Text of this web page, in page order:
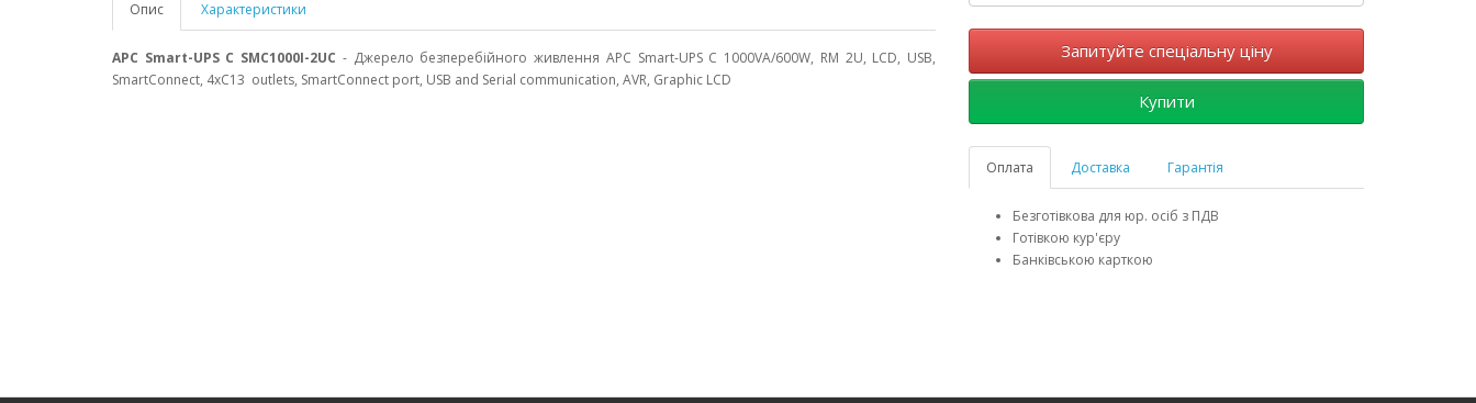
Опис Характеристики
APC Smart-UPS C SMC1000I-2UC - Джерело безперебійного живлення APC Smart-UPS C 1000VA/600W, RM 2U, LCD, USB,
SmartConnect, 4xC13 outlets, SmartConnect port, USB and Serial communication, AVR, Graphic LCD
Запитуйте спеціальну ціну
Купити
Оплата Доставка Гарантія
Безготівкова для юр. осіб з ПДВ
Готівкою кур'єру
Банківською карткою